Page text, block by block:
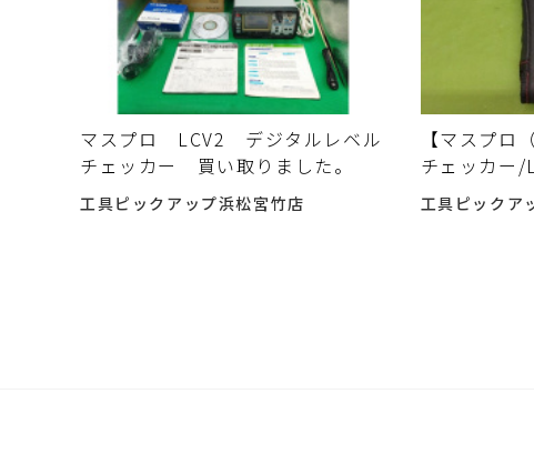
マスプロ LCV2 デジタルレベル
チェッカー 買い取りました。
工具ピックアップ浜松宮竹店
【マスプロ
チェッカー
す。
工具ピックア